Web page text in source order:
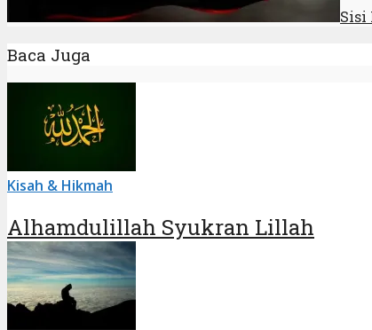
Sisi
Baca Juga
Kisah & Hikmah
Alhamdulillah Syukran Lillah